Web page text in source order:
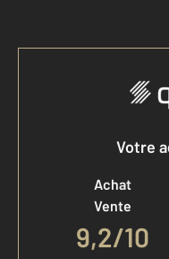
Votre
Achat
Vente
9,2/10